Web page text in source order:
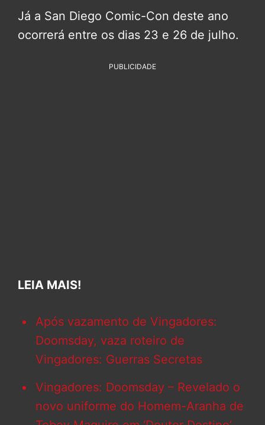
Já a San Diego Comic-Con deste ano
ocorrerá entre os dias 23 e 26 de julho.
PUBLICIDADE
LEIA MAIS!
Após vazamento de Vingadores:
Doomsday, vaza roteiro de
Vingadores: Guerras Secretas
Vingadores: Doomsday – Revelado o
novo uniforme do Homem-Aranha de